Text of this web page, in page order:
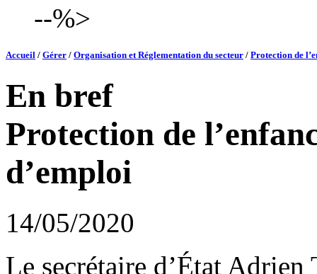
--%>
Accueil / Gérer / Organisation et Réglementation du secteur / Protection de
En bref
Protection de
d’emploi
14/05/2020
Le secrétaire d’État Adrien